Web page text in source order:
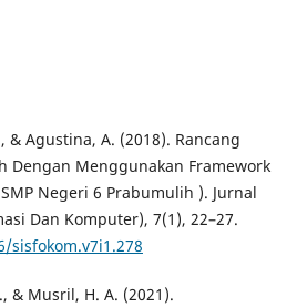
& Agustina, A. (2018). Rancang
Dengan Menggunakan Framework
Negeri 6 Prabumulih ). Jurnal
Dan Komputer), 7(1), 22–27.
& Musril, H. A. (2021).